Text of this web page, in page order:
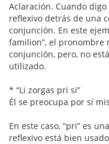
Aclaración. Cuando
reflexivo detrás de una
conjunción. En este
familion”, el pronombre
conjunción, pero, no
utilizado.
* “Li zorgas pri si”
Él se preocupa por sí
En este caso, “pri” es
reflexivo está bien